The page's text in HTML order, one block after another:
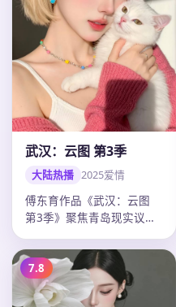
武汉：云图 第3季
大陆热播 2025爱情
傅东育作品《武汉：云图
第3季》聚焦青岛现实议
整，迪丽热…
7.8